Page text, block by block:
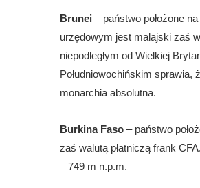
Brunei – państwo położone
urzędowym jest malajski zaś
niepodległym od Wielkiej
Południowochińskim
monarchia absolutna.
Burkina Faso – państwo
zaś walutą płatniczą frank
– 749 m n.p.m.